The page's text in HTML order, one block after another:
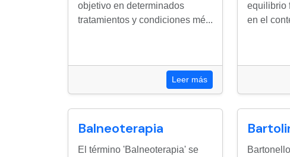
objetivo en determinados
tratamientos y condiciones mé...
Leer más
equilibrio
en el
Balneoterapia
El término 'Balneoterapia' se